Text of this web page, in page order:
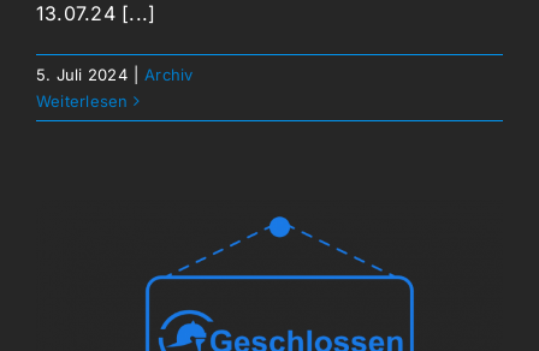
13.07.24 [...]
5. Juli 2024
Archiv
Weiterlesen